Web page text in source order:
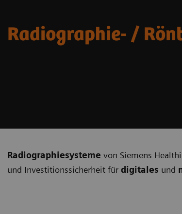
Radiographie- /
Radiographiesysteme von Siemens
und Investitionssicherheit für digitales und